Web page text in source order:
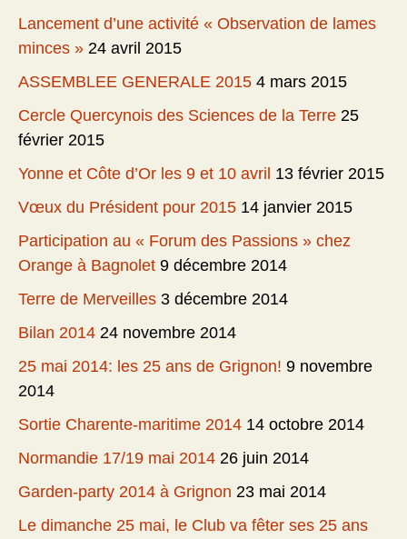
Lancement d’une activité « Observation de lames
minces » 24 avril 2015
ASSEMBLEE GENERALE 2015 4 mars 2015
Cercle Quercynois des Sciences de la Terre 25
février 2015
Yonne et Côte d’Or les 9 et 10 avril 13 février 2015
Vœux du Président pour 2015 14 janvier 2015
Participation au « Forum des Passions » chez
Orange à Bagnolet 9 décembre 2014
Terre de Merveilles 3 décembre 2014
Bilan 2014 24 novembre 2014
25 mai 2014: les 25 ans de Grignon! 9 novembre
2014
Sortie Charente-maritime 2014 14 octobre 2014
Normandie 17/19 mai 2014 26 juin 2014
Garden-party 2014 à Grignon 23 mai 2014
Le dimanche 25 mai, le Club va fêter ses 25 ans